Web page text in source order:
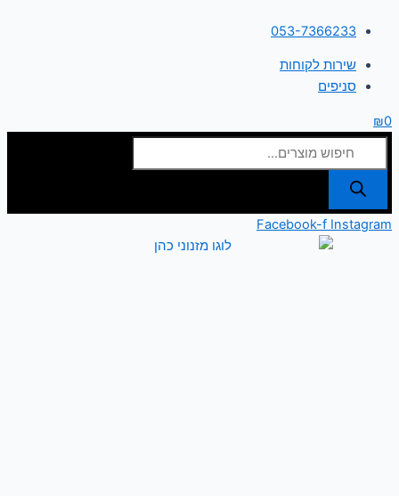
לתוכן
053-7366233
שירות לקוחות
סניפים
₪0
search
Facebook-f Instagram